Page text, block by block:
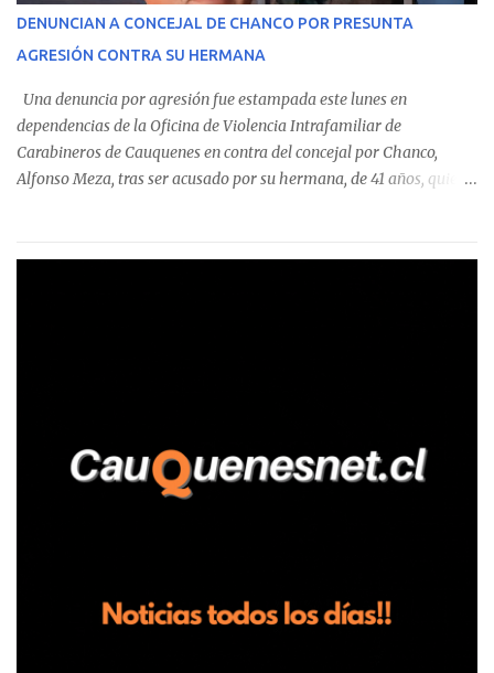
corresponde a un funcionario de la Municipalidad de Chanco,
detectaron incumplimientos a la normativa vigente. El informe
precisa que la mayor cantidad de dinero apostado se registró en
Talca, donde...
DENUNCIAN A CONCEJAL DE CHANCO POR PRESUNTA
AGRESIÓN CONTRA SU HERMANA
Una denuncia por agresión fue estampada este lunes en
dependencias de la Oficina de Violencia Intrafamiliar de
Carabineros de Cauquenes en contra del concejal por Chanco,
Alfonso Meza, tras ser acusado por su hermana, de 41 años, quien
relató que los hechos ocurrieron cerca de las 11:30 horas en el
trabajadores, el edil descendió del vehículo y, en medio de la
confrontación, la habría tomado de los hombros, empujado al
suelo y agredido con golpes de pies y manos, mientr...